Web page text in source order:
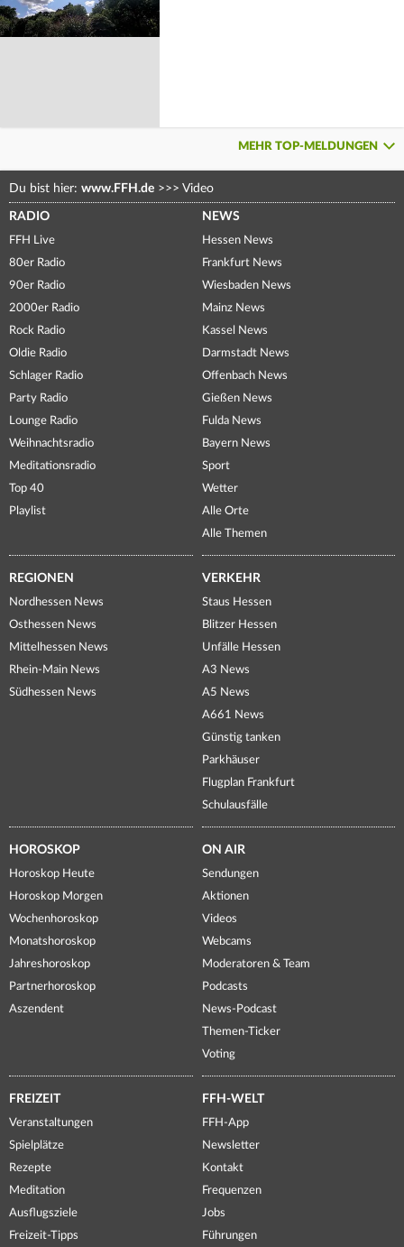
MEHR TOP-MELDUNGEN
Du bist hier: www.FFH.de >>> Video
RADIO
FFH Live
80er Radio
90er Radio
2000er Radio
Rock Radio
Oldie Radio
Schlager Radio
Party Radio
Lounge Radio
Weihnachtsradio
Meditationsradio
Top 40
Playlist
NEWS
Hessen News
Frankfurt News
Wiesbaden News
Mainz News
Kassel News
Darmstadt News
Offenbach News
Gießen News
Fulda News
Bayern News
Sport
Wetter
Alle Orte
Alle Themen
REGIONEN
Nordhessen News
Osthessen News
Mittelhessen News
Rhein-Main News
Südhessen News
VERKEHR
Staus Hessen
Blitzer Hessen
Unfälle Hessen
A3 News
A5 News
A661 News
Günstig tanken
Parkhäuser
Flugplan Frankfurt
Schulausfälle
HOROSKOP
Horoskop Heute
Horoskop Morgen
Wochenhoroskop
Monatshoroskop
Jahreshoroskop
Partnerhoroskop
Aszendent
ON AIR
Sendungen
Aktionen
Videos
Webcams
Moderatoren & Team
Podcasts
News-Podcast
Themen-Ticker
Voting
FREIZEIT
Veranstaltungen
Spielplätze
Rezepte
Meditation
Ausflugsziele
Freizeit-Tipps
FFH-WELT
FFH-App
Newsletter
Kontakt
Frequenzen
Jobs
Führungen